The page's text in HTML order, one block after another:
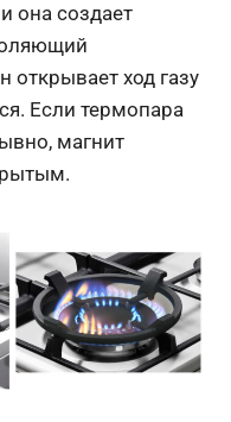
она создает
открывает ход газу
Если термопара
магнит